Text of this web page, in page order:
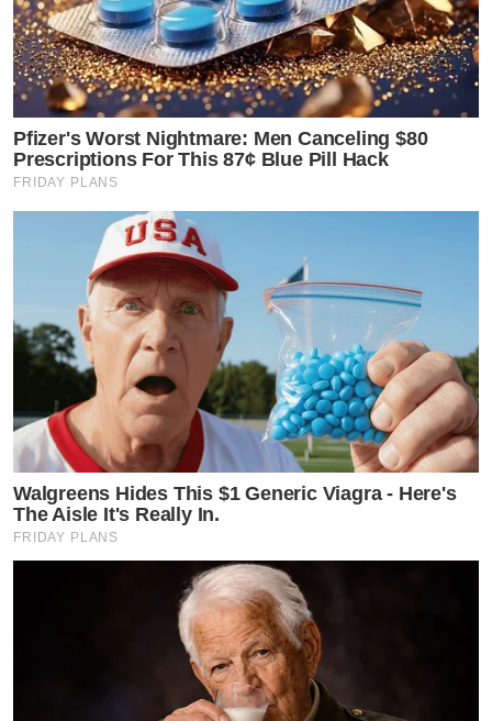
Pfizer's Worst Nightmare: Men Canceling $80
Prescriptions For This 87¢ Blue Pill Hack
FRIDAY PLANS
Walgreens Hides This $1 Generic Viagra - Here's
The Aisle It's Really In.
FRIDAY PLANS